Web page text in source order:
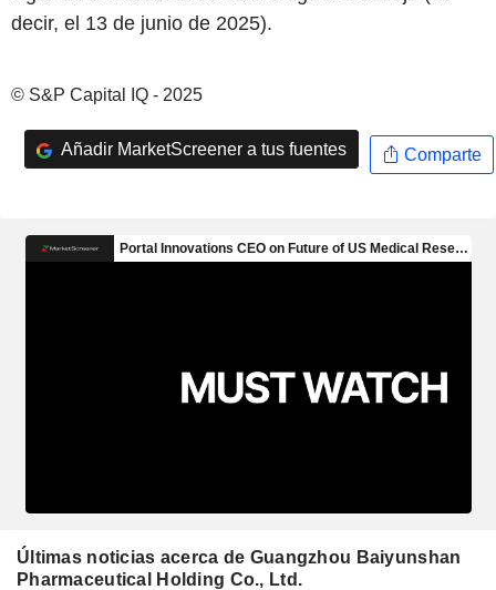
decir, el 13 de junio de 2025).
© S&P Capital IQ - 2025
Añadir MarketScreener a tus fuentes Comparte
Últimas noticias acerca de Guangzhou Baiyunshan
Pharmaceutical Holding Co., Ltd.